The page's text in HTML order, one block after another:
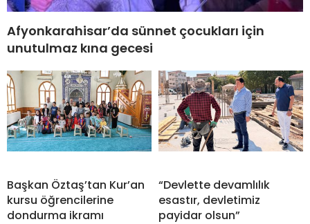
Afyonkarahisar’da sünnet çocukları için
unutulmaz kına gecesi
Başkan Öztaş’tan Kur’an
kursu öğrencilerine
dondurma ikramı
“Devlette devamlılık
esastır, devletimiz
payidar olsun”